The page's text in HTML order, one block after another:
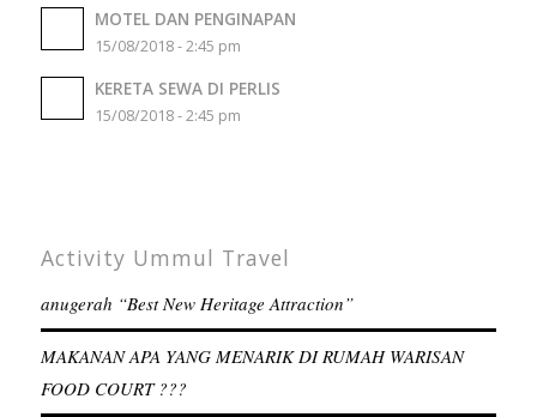
MOTEL DAN PENGINAPAN
15/08/2018 - 2:45 pm
KERETA SEWA DI PERLIS
15/08/2018 - 2:45 pm
Activity Ummul Travel
anugerah “Best New Heritage Attraction”
MAKANAN APA YANG MENARIK DI RUMAH WARISAN
FOOD COURT ???